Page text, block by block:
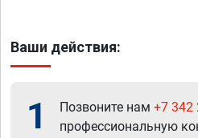
Ваши действия:
1 Позвоните нам +7 342
профессиональную